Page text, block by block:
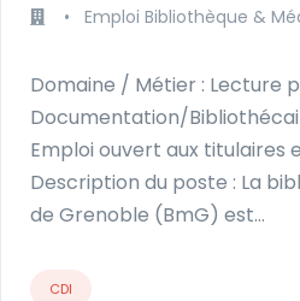
• Emploi Bibliothèque &
Domaine / Métier : Lecture
Documentation/
Emploi ouvert aux titulaires
Description du poste : La
de Grenoble (BmG) est…
CDI